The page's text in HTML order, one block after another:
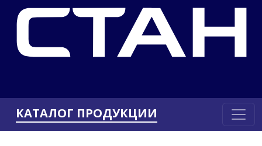
КАТАЛОГ ПРОДУКЦИИ